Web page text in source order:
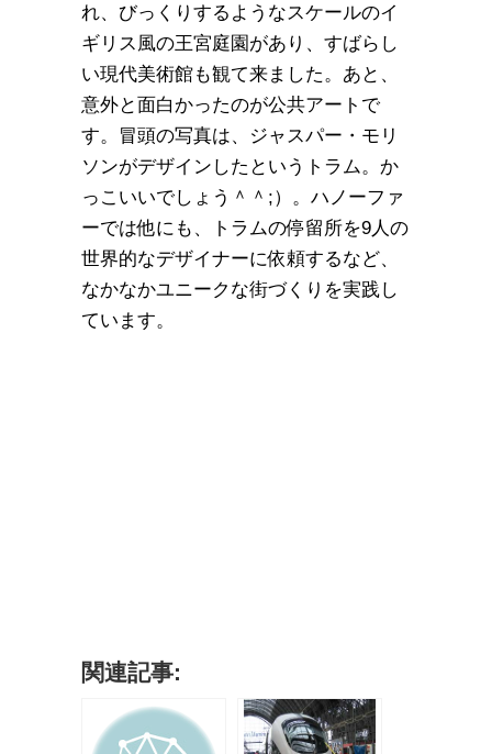
れ、びっくりするようなスケールのイ
ギリス風の王宮庭園があり、すばらし
い現代美術館も観て来ました。あと、
意外と面白かったのが公共アートで
す。冒頭の写真は、ジャスパー・モリ
ソンがデザインしたというトラム。か
っこいいでしょう＾＾;）。ハノーファ
ーでは他にも、トラムの停留所を9人の
世界的なデザイナーに依頼するなど、
なかなかユニークな街づくりを実践し
ています。
関連記事: